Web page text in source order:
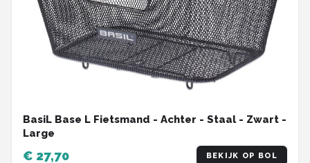
BasiL Base L Fietsmand - Achter - Staal - Zwart -
Large
€ 27,70 BEKIJK OP BOL